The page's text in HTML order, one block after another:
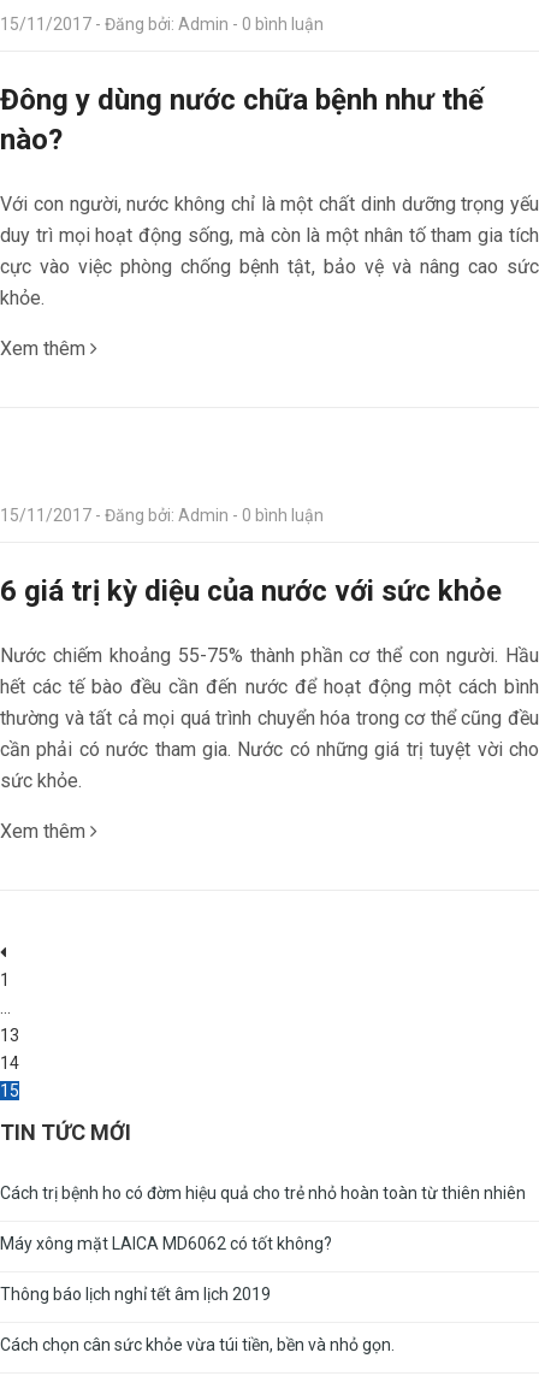
15/11/2017 - Đăng bởi: Admin - 0 bình luận
Đông y dùng nước chữa bệnh như thế
nào?
Với con người, nước không chỉ là một chất dinh dưỡng trọng yếu
duy trì mọi hoạt động sống, mà còn là một nhân tố tham gia tích
cực vào việc phòng chống bệnh tật, bảo vệ và nâng cao sức
khỏe.
Xem thêm
15/11/2017 - Đăng bởi: Admin - 0 bình luận
6 giá trị kỳ diệu của nước với sức khỏe
Nước chiếm khoảng 55-75% thành phần cơ thể con người. Hầu
hết các tế bào đều cần đến nước để hoạt động một cách bình
thường và tất cả mọi quá trình chuyển hóa trong cơ thể cũng đều
cần phải có nước tham gia. Nước có những giá trị tuyệt vời cho
sức khỏe.
Xem thêm
1
13
14
15
TIN TỨC MỚI
Cách trị bệnh ho có đờm hiệu quả cho trẻ nhỏ hoàn toàn từ thiên nhiên
Máy xông mặt LAICA MD6062 có tốt không?
Thông báo lịch nghỉ tết âm lịch 2019
Cách chọn cân sức khỏe vừa túi tiền, bền và nhỏ gọn.